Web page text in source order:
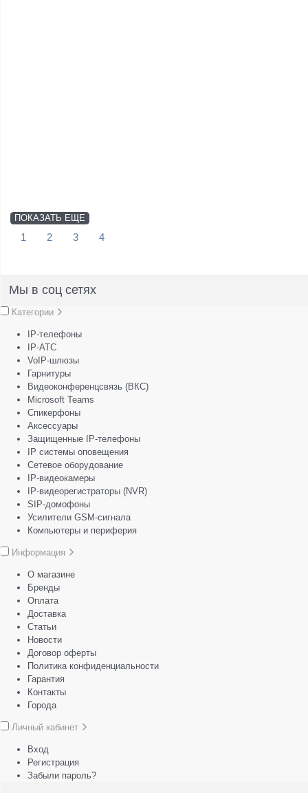
ПОКАЗАТЬ ЕЩЕ
1 2 3 4
Мы в соц сетях
Категории
IP-телефоны
IP-АТС
VoIP-шлюзы
Гарнитуры
Видеоконференцсвязь (ВКС)
Microsoft Teams
Спикерфоны
Аксессуары
Защищенные IP-телефоны
IP системы оповещения
Сетевое оборудование
IP-видеокамеры
IP-видеорегистраторы (NVR)
SIP-домофоны
Усилители GSM-сигнала
Компьютеры и периферия
Информация
О магазине
Бренды
Оплата
Доставка
Статьи
Новости
Договор оферты
Политика конфиденциальности
Гарантия
Контакты
Города
Личный кабинет
Вход
Регистрация
Забыли пароль?